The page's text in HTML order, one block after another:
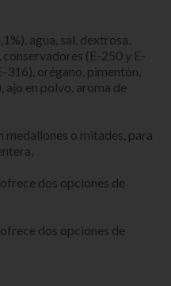
agua, sal, dextrosa,
(E-250 y E-
orégano, pimentón,
en polvo, aroma de
medallones o mitades, para
dos opciones de
dos opciones de